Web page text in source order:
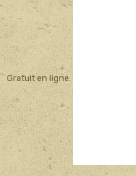
Gratuit en ligne.